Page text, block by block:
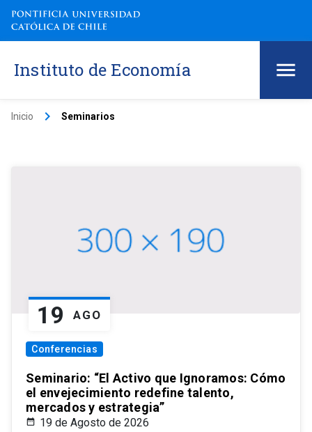
Instituto de Economía
Inicio keyboard_arrow_right Seminarios
19 AGO
Conferencias
Seminario: “El Activo que Ignoramos: Cómo
el envejecimiento redefine talento,
mercados y estrategia”
19 de Agosto de 2026